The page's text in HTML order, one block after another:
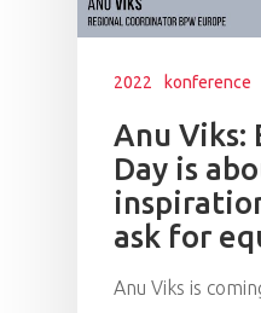
2022 konference
Anu Viks:
Day is
ask for
Anu Viks is